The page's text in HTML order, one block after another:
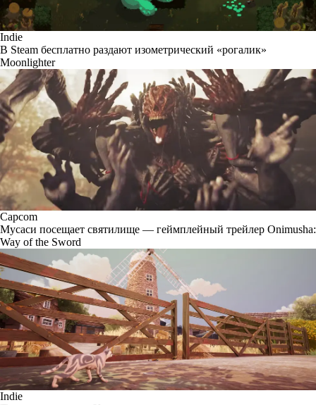
Indie
В Steam бесплатно раздают изометрический «рогалик»
Moonlighter
Capcom
Мусаси посещает святилище — геймплейный трейлер Onimusha:
Way of the Sword
Indie